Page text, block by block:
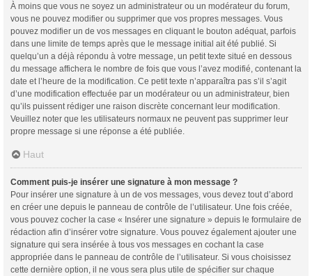
À moins que vous ne soyez un administrateur ou un modérateur du forum,
vous ne pouvez modifier ou supprimer que vos propres messages. Vous
pouvez modifier un de vos messages en cliquant le bouton adéquat, parfois
dans une limite de temps après que le message initial ait été publié. Si
quelqu’un a déjà répondu à votre message, un petit texte situé en dessous
du message affichera le nombre de fois que vous l’avez modifié, contenant la
date et l’heure de la modification. Ce petit texte n’apparaîtra pas s’il s’agit
d’une modification effectuée par un modérateur ou un administrateur, bien
qu’ils puissent rédiger une raison discrète concernant leur modification.
Veuillez noter que les utilisateurs normaux ne peuvent pas supprimer leur
propre message si une réponse a été publiée.
Haut
Comment puis-je insérer une signature à mon message ?
Pour insérer une signature à un de vos messages, vous devez tout d’abord
en créer une depuis le panneau de contrôle de l’utilisateur. Une fois créée,
vous pouvez cocher la case « Insérer une signature » depuis le formulaire de
rédaction afin d’insérer votre signature. Vous pouvez également ajouter une
signature qui sera insérée à tous vos messages en cochant la case
appropriée dans le panneau de contrôle de l’utilisateur. Si vous choisissez
cette dernière option, il ne vous sera plus utile de spécifier sur chaque